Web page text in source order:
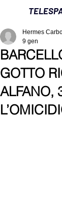
GOTTO
ALFANO,
Hermes
9 gen